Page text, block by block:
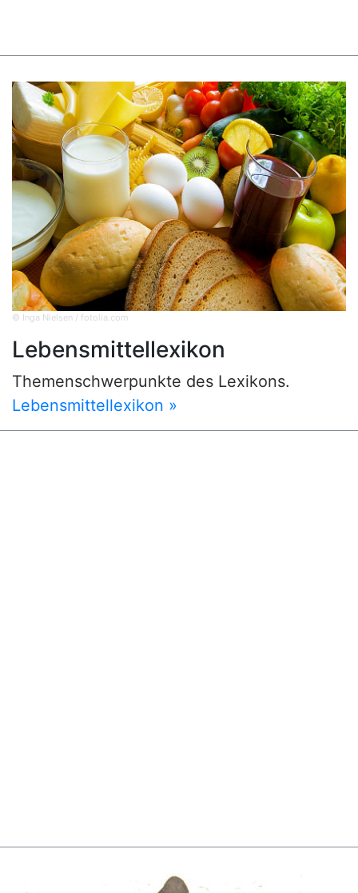
© Inga Nielsen / fotolia.com
Lebensmittellexikon
Themenschwerpunkte des Lexikons.
Lebensmittellexikon »